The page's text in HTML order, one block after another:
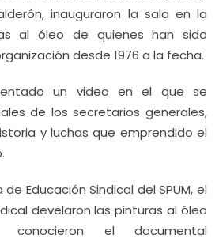
inauguraron la sala en la
al óleo de quienes han sido
desde 1976 a la fecha.
un video en el que se
de los secretarios generales,
y luchas que emprendido el
Educación Sindical del SPUM, el
develaron las pinturas al óleo
conocieron el documental